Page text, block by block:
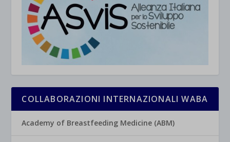
COLLABORAZIONI INTERNAZIONALI WABA
Academy of Breastfeeding Medicine (ABM)